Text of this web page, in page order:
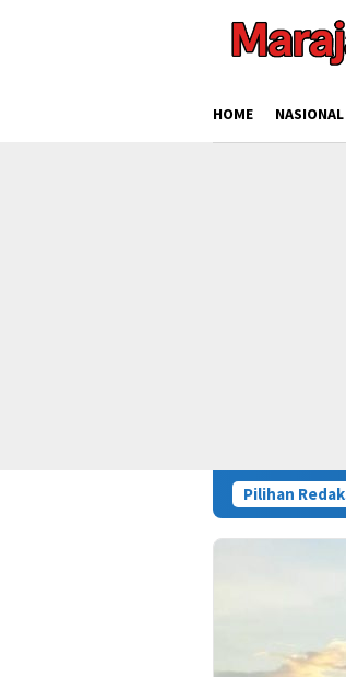
HOME NASIONAL
Pilihan
Warga Sinjai di Morowali Disorot, Saldi